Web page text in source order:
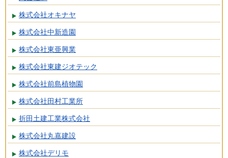
株式会社オキナヤ
株式会社中新造園
株式会社東亜興業
株式会社東建ジオテック
株式会社前島植物園
株式会社田村工業所
折田土建工業株式会社
株式会社丸嘉建設
株式会社デリモ